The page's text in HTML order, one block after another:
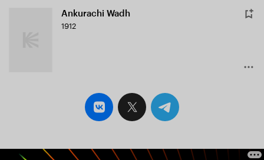
Ankurachi Wadh
1912